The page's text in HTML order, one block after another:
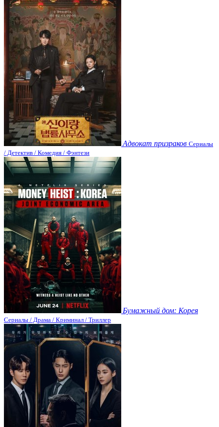
Адвокат призраков Сериалы
/ Детектив / Комедия / Фэнтези
Бумажный дом: Корея
Сериалы / Драма / Криминал / Триллер